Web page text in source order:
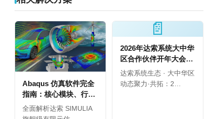
Abaqus 仿真软件完全
指南：核心模块、行业
应用与选型建议
全面解析达索 SIMULIA
📄
2026年达索系统大中华
区合作伙伴开年大会圆
满举行
达索系统生态 · 大中华区
动态聚力·共拓：2…